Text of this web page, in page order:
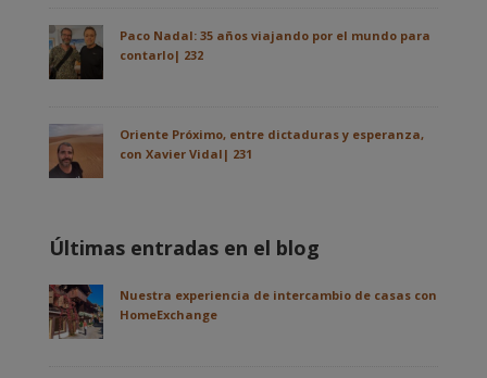
Paco Nadal: 35 años viajando por el mundo para
contarlo| 232
Oriente Próximo, entre dictaduras y esperanza,
con Xavier Vidal| 231
Últimas entradas en el blog
Nuestra experiencia de intercambio de casas con
HomeExchange